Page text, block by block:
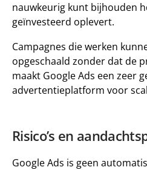
nauwkeurig kunt bijhouden
geïnvesteerd oplevert.
Campagnes die werken
opgeschaald zonder dat de
maakt Google Ads een zeer
advertentieplatform voor
Risico’s en
Google Ads is geen